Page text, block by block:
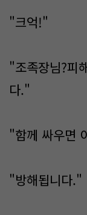
"크억!"
"조족장님?피
다."
"함께 싸우면
"방해됩니다."